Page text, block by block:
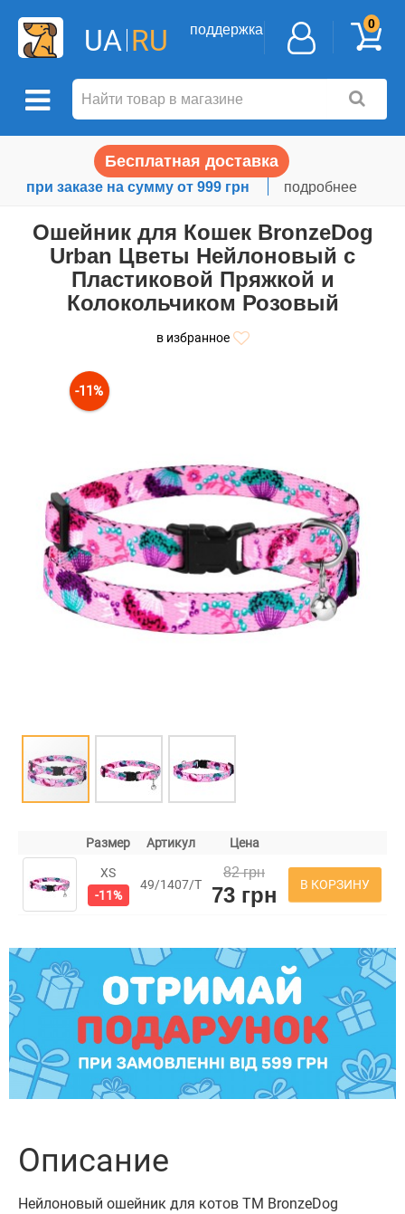
UA RU поддержка 0
Бесплатная доставка
при заказе на сумму от 999 грн подробнее
Ошейник для Кошек BronzeDog
Urban Цветы Нейлоновый с
Пластиковой Пряжкой и
Колокольчиком Розовый
в избранное
-11%
Размер Артикул Цена
XS
-11%
49/1407/Т
82 грн
73 грн В КОРЗИНУ
Описание
Нейлоновый ошейник для котов ТМ BronzeDog